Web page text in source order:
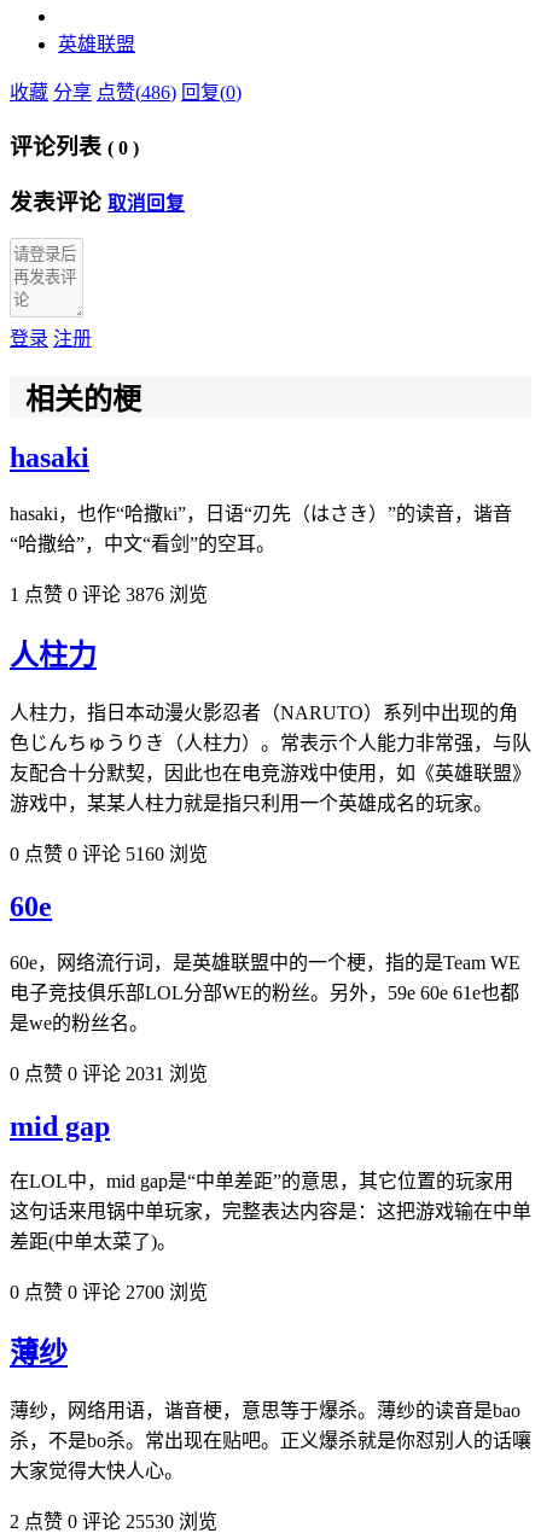
英雄联盟
收藏 分享 点赞(486) 回复(0)
评论列表 ( 0 )
发表评论 取消回复
登录 注册
相关的梗
hasaki
hasaki，也作“哈撒ki”，日语“刃先（はさき）”的读音，谐音
“哈撒给”，中文“看剑”的空耳。
1 点赞 0 评论 3876 浏览
人柱力
人柱力，指日本动漫火影忍者（NARUTO）系列中出现的角
色じんちゅうりき（人柱力）。常表示个人能力非常强，与队
友配合十分默契，因此也在电竞游戏中使用，如《英雄联盟》
游戏中，某某人柱力就是指只利用一个英雄成名的玩家。
0 点赞 0 评论 5160 浏览
60e
60e，网络流行词，是英雄联盟中的一个梗，指的是Team WE
电子竞技俱乐部LOL分部WE的粉丝。另外，59e 60e 61e也都
是we的粉丝名。
0 点赞 0 评论 2031 浏览
mid gap
在LOL中，mid gap是“中单差距”的意思，其它位置的玩家用
这句话来甩锅中单玩家，完整表达内容是：这把游戏输在中单
差距(中单太菜了)。
0 点赞 0 评论 2700 浏览
薄纱
薄纱，网络用语，谐音梗，意思等于爆杀。薄纱的读音是bao
杀，不是bo杀。常出现在贴吧。正义爆杀就是你怼别人的话嚷
大家觉得大快人心。
2 点赞 0 评论 25530 浏览